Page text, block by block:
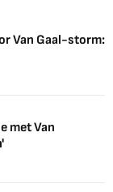
Van Gaal-storm:
met Van